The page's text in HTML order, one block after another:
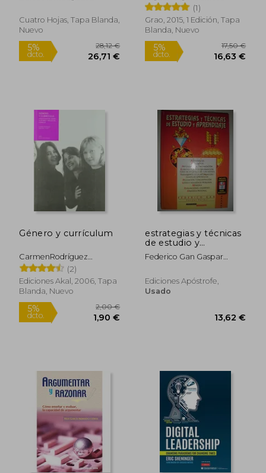
dcto. 22,80 €
5%
dcto.
Cuatro Hojas, Tapa Blanda,
Nuevo
Guerra
(1)
Grao, 2015, 1 Edición, Tapa
Blanda, Nuevo
Género y currículum
CarmenRodríguez
Martínez
(2)
Ediciones Akal, 2006, Tapa
Blanda, Nuevo
estrategias y técnicas
de estudio y
aprendizaje
Federico Gan Gaspar
Ediciones Apóstrofe,
Usado